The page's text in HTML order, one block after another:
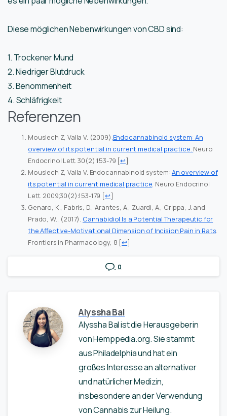
Diese möglichen Nebenwirkungen von CBD sind:
1. Trockener Mund
2. Niedriger Blutdruck
3. Benommenheit
4. Schläfrigkeit
Referenzen
Mouslech Z, Valla V. (2009).Endocannabinoid system: An
overview of its potential in current medical practice. Neuro
Endocrinol Lett. 30(2):153-79 [↩]
Mouslech Z, Valla V. Endocannabinoid system: An overview of
its potential in current medical practice. Neuro Endocrinol
Lett. 2009;30(2):153-179 [↩]
Genaro, K., Fabris, D., Arantes, A., Zuardi, A., Crippa, J. and
Prado, W., (2017). Cannabidiol Is a Potential Therapeutic for
the Affective-Motivational Dimension of Incision Pain in Rats.
Frontiers in Pharmacology, 8 [↩]
0
Alyssha Bal
Alyssha Bal ist die Herausgeberin
von Hemppedia.org. Sie stammt
aus Philadelphia und hat ein
großes Interesse an alternativer
und natürlicher Medizin,
insbesondere an der Verwendung
von Cannabis zur Heilung.